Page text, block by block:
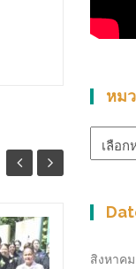
หม
หมู่
สิงหาค